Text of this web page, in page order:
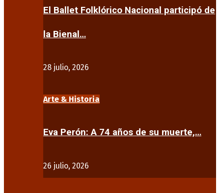
El Ballet Folklórico Nacional participó de
la Bienal…
28 julio, 2026
Arte & Historia
Eva Perón: A 74 años de su muerte,…
26 julio, 2026